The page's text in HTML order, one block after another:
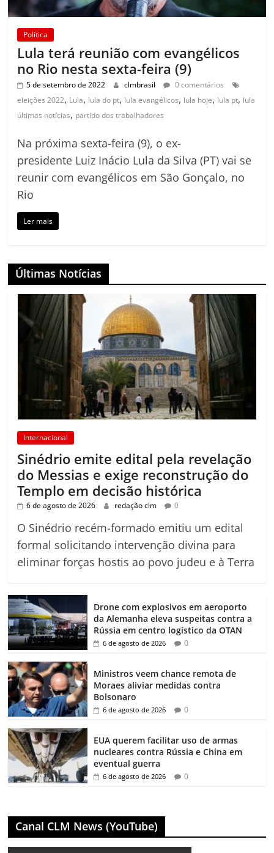
Política
Lula terá reunião com evangélicos
no Rio nesta sexta-feira (9)
5 de setembro de 2022 clmbrasil
0 comentários
eleições 2022, Lula, lula do pt, lula evangélicos, lula hoje, lula pt, lula
últimas notícias, partido dos trabalhadores
Na próxima sexta-feira (9), o ex-
presidente Luiz Inácio Lula da Silva (PT) vai se
reunir com evangélicos em São Gonçalo, no
Rio
Ler mais
Últimas Notícias
Internacional
Sinédrio emite edital pela revelação
do Messias e exige reconstrução do
Templo em decisão histórica
6 de agosto de 2026 redação clm 0
O Sinédrio recém-formado emitiu um edital
formal solicitando intervenção divina para
eliminar forças hostis ao povo judeu e à Terra
Drone com explosivos em aeroporto
da Alemanha eleva suspeitas contra a
Rússia em centro logístico da OTAN
6 de agosto de 2026 0
Ministros veem chance remota de
Moraes aliviar medidas contra
Bolsonaro
6 de agosto de 2026 0
EUA querem facilitar uso de armas
nucleares contra Rússia e China em
eventual guerra
6 de agosto de 2026 0
Canal CLM News (YouTube)